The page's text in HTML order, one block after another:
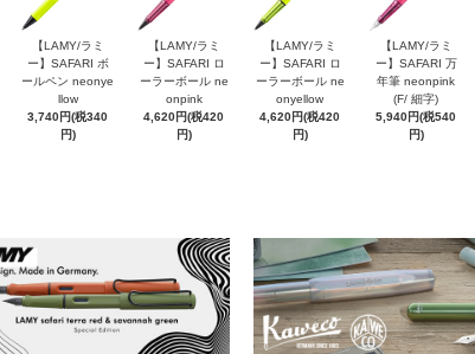
【LAMY/ラミ
ー】SAFARI ボ
ールペン neonye
llow
3,740円(税340
円)
【LAMY/ラミ
ー】SAFARI ロ
ーラーボール ne
onpink
4,620円(税420
円)
【LAMY/ラミ
ー】SAFARI ロ
ーラーボール ne
onyellow
4,620円(税420
円)
【LAMY/ラミ
ー】SAFARI 万
年筆 neonpink
(F/ 細字)
5,940円(税540
円)